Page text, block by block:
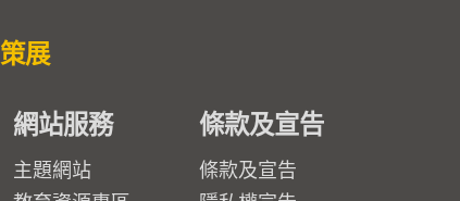
策展
網站服務
主題網站
條款及宣告
條款及宣告